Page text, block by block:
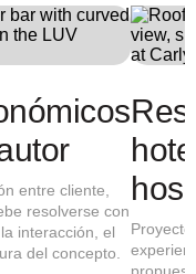
una
intensivo.
espacio, los
privacidad y
tienen un
del negocio.